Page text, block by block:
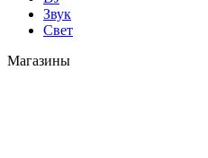
Звук
Свет
Магазины